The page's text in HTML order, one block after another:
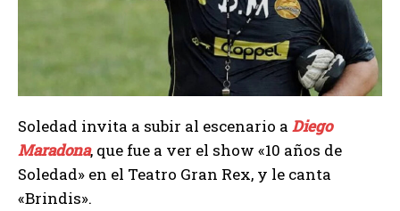
Soledad invita a subir al escenario a Diego
Maradona, que fue a ver el show «10 años de
Soledad» en el Teatro Gran Rex, y le canta
«Brindis».